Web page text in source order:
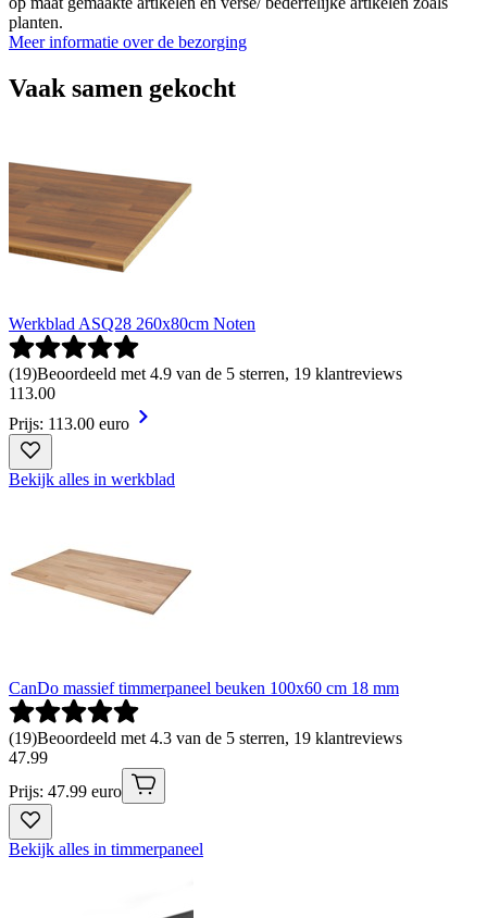
planten.
Meer informatie over de bezorging
Vaak samen gekocht
Werkblad ASQ28 260x80cm Noten
(19)Beoordeeld met 4.9 van de 5 sterren, 19 klantreviews
113.00
Prijs: 113.00 euro
Bekijk alles in werkblad
CanDo massief timmerpaneel beuken 100x60 cm 18 mm
(19)Beoordeeld met 4.3 van de 5 sterren, 19 klantreviews
47.99
Prijs: 47.99 euro
Bekijk alles in timmerpaneel